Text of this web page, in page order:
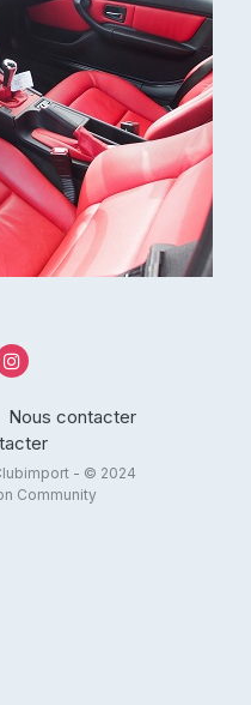
Nous contacter
- © 2024
Community